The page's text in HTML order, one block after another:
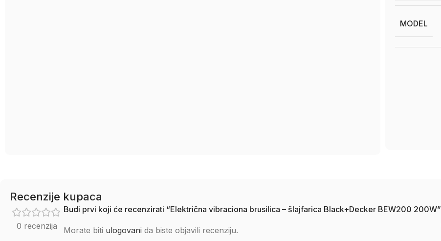
MODEL
Recenzije kupaca
0 recenzija
Budi prvi koji će recenzirati “Električna vibraciona brusilica – šlajfarica Black+Decker BEW200 200W”
Morate biti ulogovani da biste objavili recenziju.